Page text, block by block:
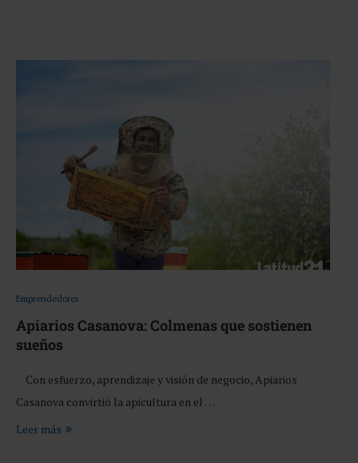
Emprendedores
Apiarios Casanova: Colmenas que sostienen
sueños
Con esfuerzo, aprendizaje y visión de negocio, Apiarios
Casanova convirtió la apicultura en el …
Leer más